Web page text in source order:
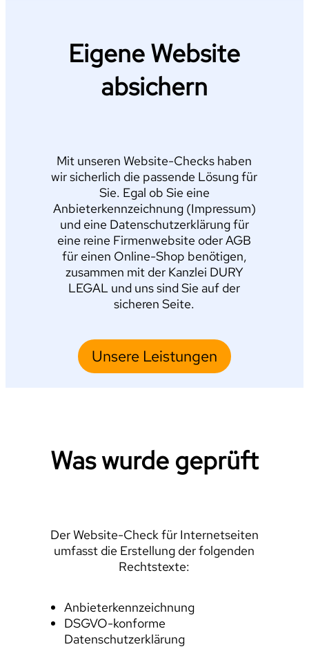
Eigene Website
absichern
Mit unseren Website-Checks haben
wir sicherlich die passende Lösung für
Sie. Egal ob Sie eine
Anbieterkennzeichnung (Impressum)
und eine Datenschutzerklärung für
eine reine Firmenwebsite oder AGB
für einen Online-Shop benötigen,
zusammen mit der Kanzlei DURY
LEGAL und uns sind Sie auf der
sicheren Seite.
Unsere Leistungen
Was wurde geprüft
Der Website-Check für Internetseiten
umfasst die Erstellung der folgenden
Rechtstexte:
Anbieterkennzeichnung
DSGVO-konforme
Datenschutzerklärung